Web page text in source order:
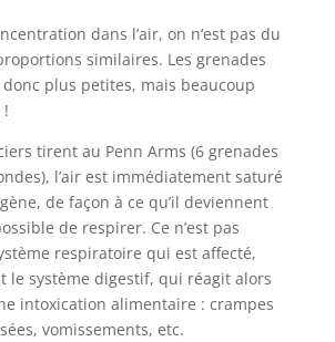
dans l’air, on n’est pas du
similaires. Les grenades
plus petites, mais beaucoup
tirent au Penn Arms (6 grenades
l’air est immédiatement saturé
de façon à ce qu’il deviennent
de respirer. Ce n’est pas
respiratoire qui est affecté,
le système digestif, qui réagit alors
intoxication alimentaire : crampes
vomissements, etc.